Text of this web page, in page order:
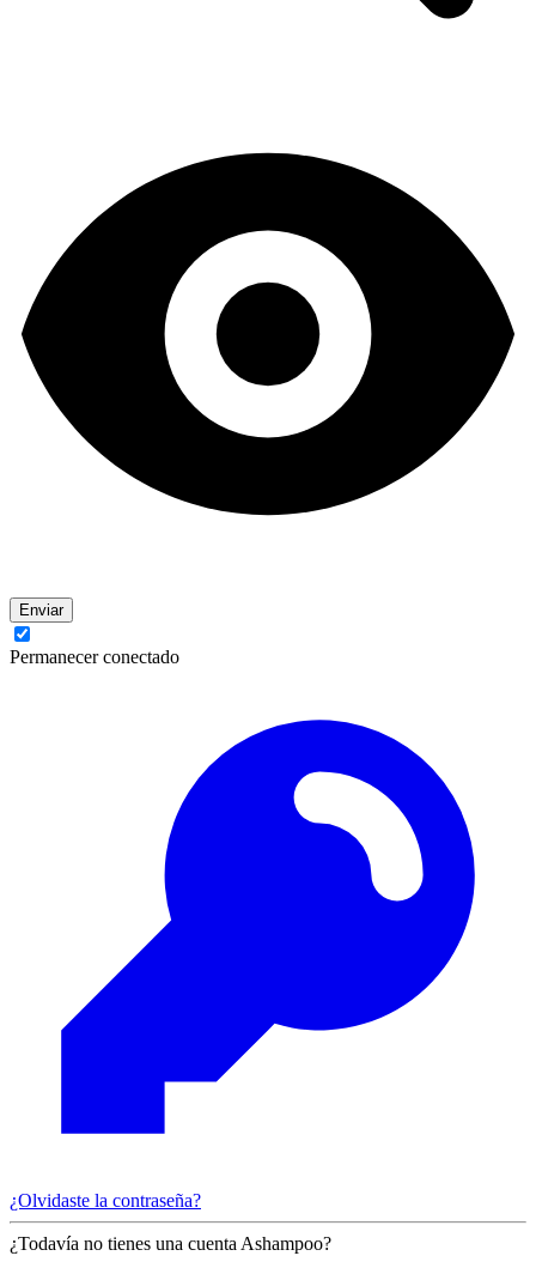
Enviar
Permanecer conectado
¿Olvidaste la contraseña?
¿Todavía no tienes una cuenta Ashampoo?